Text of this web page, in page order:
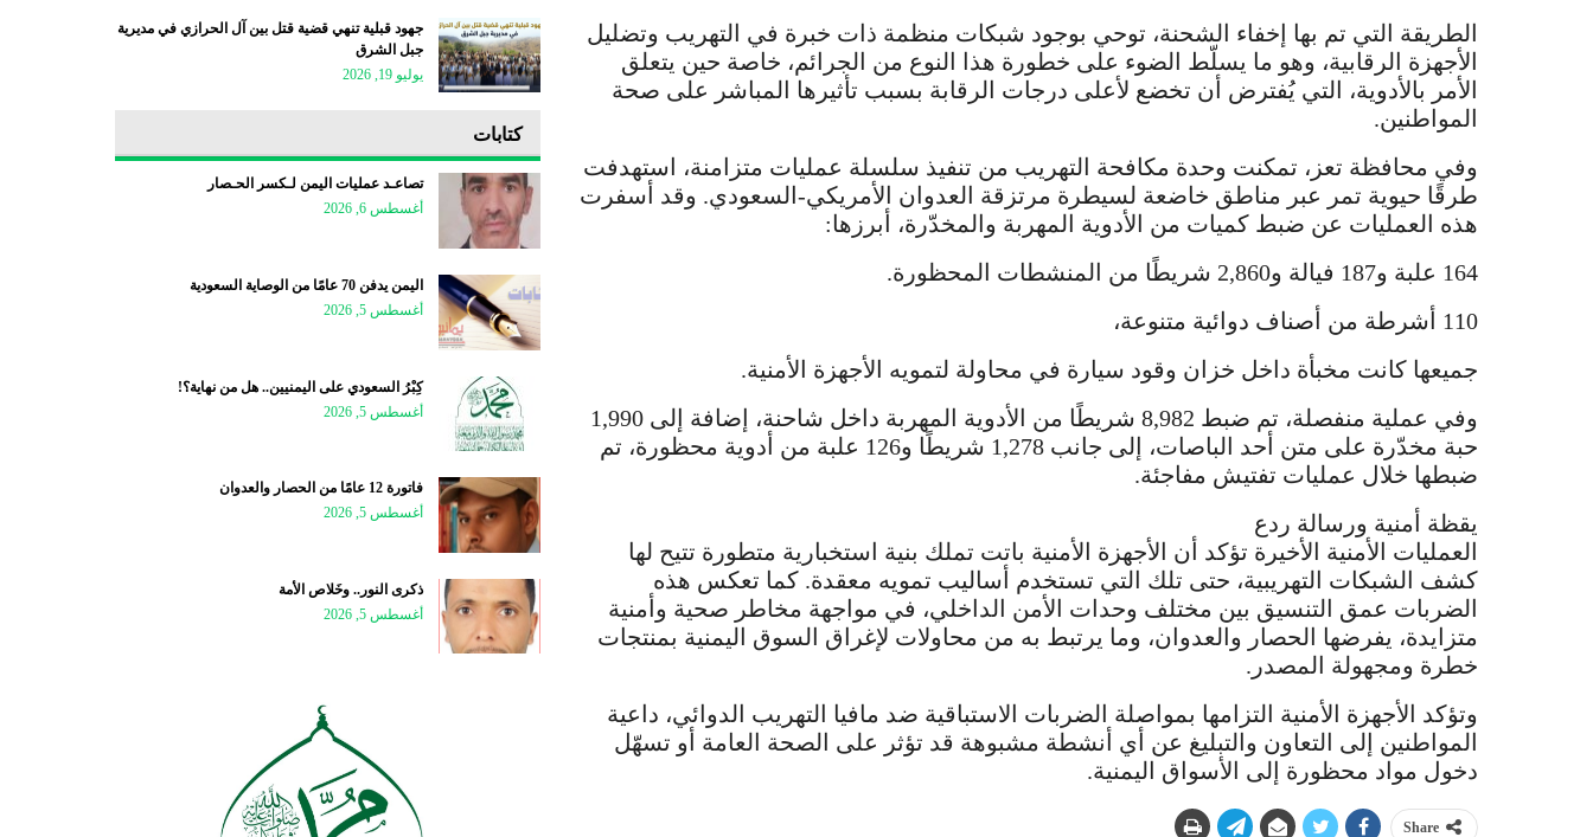
الطريقة التي تم بها إخفاء الشحنة، توحي بوجود شبكات منظمة ذات خبرة في التهريب وتضليل
الأجهزة الرقابية، وهو ما يسلّط الضوء على خطورة هذا النوع من الجرائم، خاصة حين يتعلق
الأمر بالأدوية، التي يُفترض أن تخضع لأعلى درجات الرقابة بسبب تأثيرها المباشر على صحة
المواطنين.
وفي محافظة تعز، تمكنت وحدة مكافحة التهريب من تنفيذ سلسلة عمليات متزامنة، استهدفت
طرقًا حيوية تمر عبر مناطق خاضعة لسيطرة مرتزقة العدوان الأمريكي-السعودي. وقد أسفرت
هذه العمليات عن ضبط كميات من الأدوية المهربة والمخدّرة، أبرزها:
164 علبة و187 فيالة و2,860 شريطًا من المنشطات المحظورة.
110 أشرطة من أصناف دوائية متنوعة،
جميعها كانت مخبأة داخل خزان وقود سيارة في محاولة لتمويه الأجهزة الأمنية.
وفي عملية منفصلة، تم ضبط 8,982 شريطًا من الأدوية المهربة داخل شاحنة، إضافة إلى 1,990
حبة مخدّرة على متن أحد الباصات، إلى جانب 1,278 شريطًا و126 علبة من أدوية محظورة، تم
ضبطها خلال عمليات تفتيش مفاجئة.
يقظة أمنية ورسالة ردع
العمليات الأمنية الأخيرة تؤكد أن الأجهزة الأمنية باتت تملك بنية استخبارية متطورة تتيح لها
كشف الشبكات التهريبية، حتى تلك التي تستخدم أساليب تمويه معقدة. كما تعكس هذه
الضربات عمق التنسيق بين مختلف وحدات الأمن الداخلي، في مواجهة مخاطر صحية وأمنية
متزايدة، يفرضها الحصار والعدوان، وما يرتبط به من محاولات لإغراق السوق اليمنية بمنتجات
خطرة ومجهولة المصدر.
وتؤكد الأجهزة الأمنية التزامها بمواصلة الضربات الاستباقية ضد مافيا التهريب الدوائي، داعية
المواطنين إلى التعاون والتبليغ عن أي أنشطة مشبوهة قد تؤثر على الصحة العامة أو تسهّل
دخول مواد محظورة إلى الأسواق اليمنية.
Share
جهود قبلية تنهي قضية قتل بين آل الحرازي في مديرية
جبل الشرق
يوليو 19, 2026
كتابات
تصاعـد عمليات اليمن لـكسر الحـصار
أغسطس 6, 2026
اليمن يدفن 70 عامًا من الوصاية السعودية
أغسطس 5, 2026
كِبْرُ السعودي على اليمنيين.. هل من نهاية؟!
أغسطس 5, 2026
فاتورة 12 عامًا من الحصار والعدوان
أغسطس 5, 2026
ذكرى النور.. وخَلاص الأمة
أغسطس 5, 2026